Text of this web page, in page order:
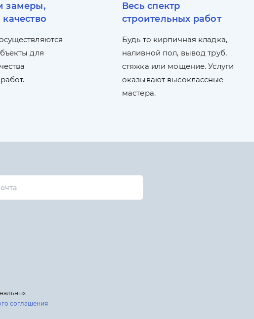
замеры,
для
Весь спектр
строительных работ
Будь то кирпичная кладка,
наливной пол, вывод труб,
стяжка или мощение. Услуги
оказывают высоклассные
мастера.
соглашения